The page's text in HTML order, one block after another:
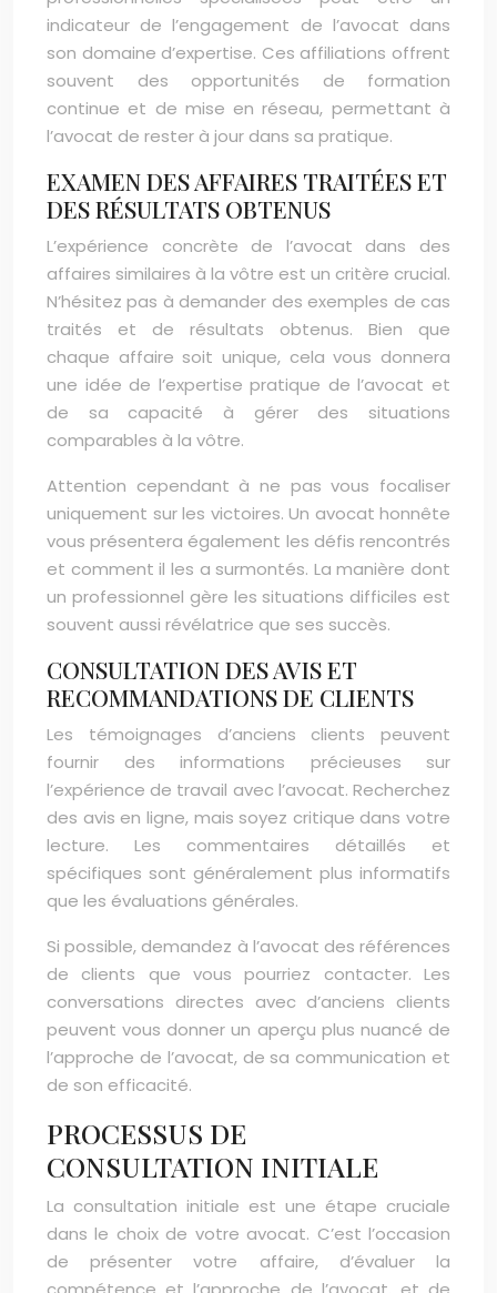
indicateur de l’engagement de l’avocat dans
son domaine d’expertise. Ces affiliations offrent
souvent des opportunités de formation
continue et de mise en réseau, permettant à
l’avocat de rester à jour dans sa pratique.
EXAMEN DES AFFAIRES TRAITÉES ET
DES RÉSULTATS OBTENUS
L’expérience concrète de l’avocat dans des
affaires similaires à la vôtre est un critère crucial.
N’hésitez pas à demander des exemples de cas
traités et de résultats obtenus. Bien que
chaque affaire soit unique, cela vous donnera
une idée de l’expertise pratique de l’avocat et
de sa capacité à gérer des situations
comparables à la vôtre.
Attention cependant à ne pas vous focaliser
uniquement sur les victoires. Un avocat honnête
vous présentera également les défis rencontrés
et comment il les a surmontés. La manière dont
un professionnel gère les situations difficiles est
souvent aussi révélatrice que ses succès.
CONSULTATION DES AVIS ET
RECOMMANDATIONS DE CLIENTS
Les témoignages d’anciens clients peuvent
fournir des informations précieuses sur
l’expérience de travail avec l’avocat. Recherchez
des avis en ligne, mais soyez critique dans votre
lecture. Les commentaires détaillés et
spécifiques sont généralement plus informatifs
que les évaluations générales.
Si possible, demandez à l’avocat des références
de clients que vous pourriez contacter. Les
conversations directes avec d’anciens clients
peuvent vous donner un aperçu plus nuancé de
l’approche de l’avocat, de sa communication et
de son efficacité.
PROCESSUS DE
CONSULTATION INITIALE
La consultation initiale est une étape cruciale
dans le choix de votre avocat. C’est l’occasion
de présenter votre affaire, d’évaluer la